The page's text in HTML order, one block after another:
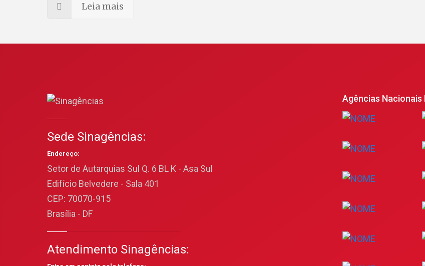
Leia mais
Sede Sinagências:
Endereço:
Setor de Autarquias Sul Q. 6 BL K - Asa Sul
Edifício Belvedere - Sala 401
CEP: 70070-915
Brasília - DF
Atendimento Sinagências:
Agências Nacionais